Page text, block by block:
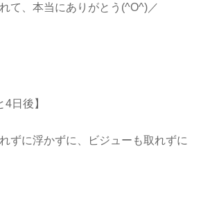
て、本当にありがとう(^O^)／
4日後】
ずに浮かずに、ビジューも取れずに